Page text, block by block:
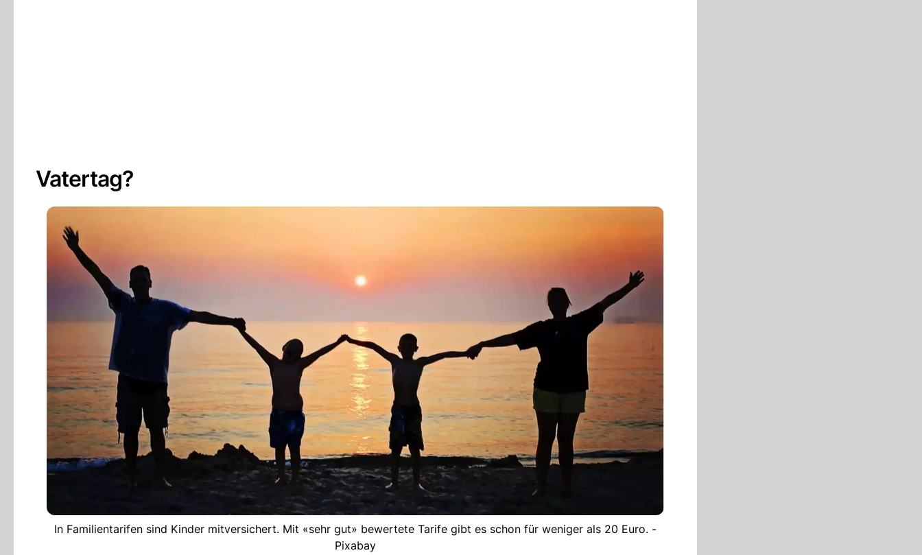
Vatertag?
In Familientarifen sind Kinder mitversichert. Mit «sehr gut» bewertete Tarife gibt es schon für weniger als 20 Euro. -
Pixabay